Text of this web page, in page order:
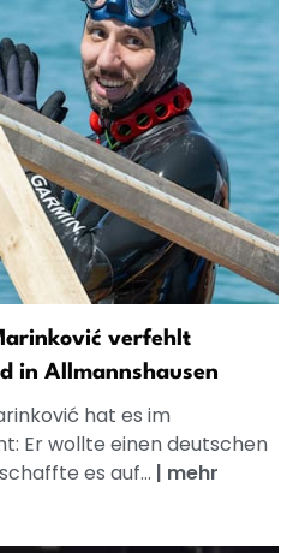
verfehlt
in Allmannshausen
hat es im
Er wollte einen deutschen
es auf... | mehr